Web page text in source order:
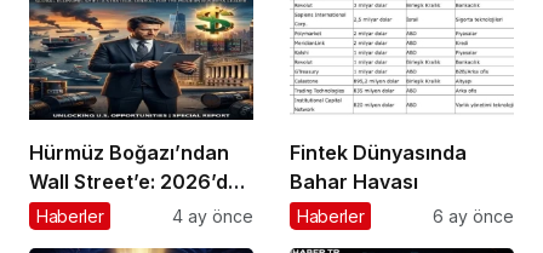
Hürmüz Boğazı’ndan
Wall Street’e: 2026’da
Doların Kaderi ve Türk
Haberler 4 ay önce
Fintek Dünyasında
Bahar Havası
Haberler 6 ay önce